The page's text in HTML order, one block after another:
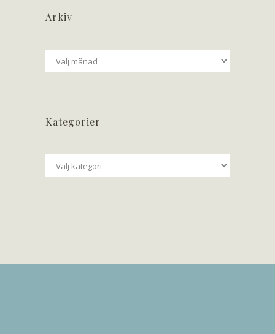
Arkiv
Arkiv
Kategorier
Kategorier